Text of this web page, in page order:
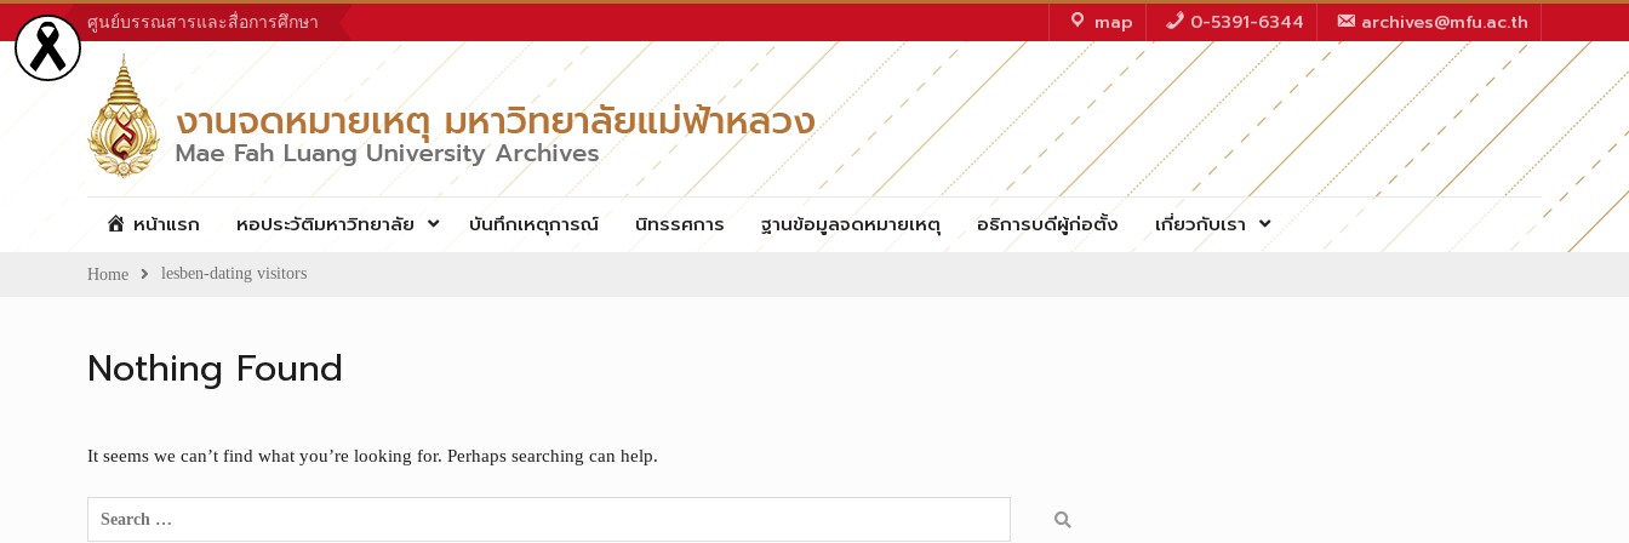
to
content
ศูนย์บรรณสารและสื่อการศึกษา map 0-5391-6344 archives@mfu.ac.th
หน้าแรก หอประวัติมหาวิทยาลัย บันทึกเหตุการณ์ นิทรรศการ ฐานข้อมูลจดหมายเหตุ อธิการบดีผู้ก่อตั้ง เกี่ยวกับเรา
Home lesben-dating visitors
Nothing Found
It seems we can’t find what you’re looking for. Perhaps searching can help.
Search
for: